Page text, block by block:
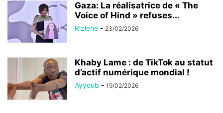
Gaza: La réalisatrice de « The
Voice of Hind » refuses...
Rizlene - 23/02/2026
Khaby Lame : de TikTok au statut
d’actif numérique mondial !
Ayyoub - 19/02/2026